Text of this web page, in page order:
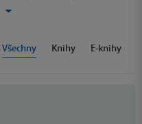
Všechny Knihy E-knihy